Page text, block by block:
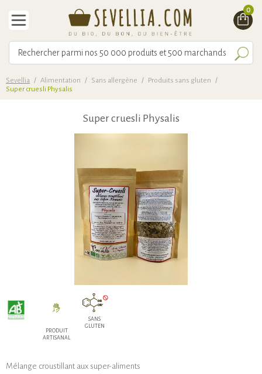
0
Sevellia / Alimentation / Sans allergène / Produits sans gluten
/
Super cruesli Physalis
Super cruesli Physalis
PRODUIT
ARTISANAL
SANS
GLUTEN
Mélange croustillant aux super-aliments